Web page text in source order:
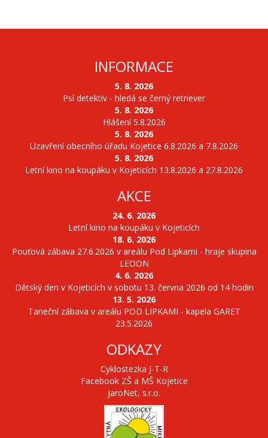
INFORMACE
5. 8. 2026
Psí detektiv - hledá se černý retriever
5. 8. 2026
Hlášení 5.8.2026
5. 8. 2026
Uzavření obecního úřadu Kojetice 6.8.2026 a 7.8.2026
5. 8. 2026
Letní kino na koupáku v Kojeticích 13.8.2026 a 27.8.2026
AKCE
24. 6. 2026
Letní kino na koupáku v Kojeticích
18. 6. 2026
Pouťová zábava 27.6.2026 v areálu Pod Lipkami - hraje skupina
LEOON
4. 6. 2026
Dětský den v Kojeticích v sobotu 13. června 2026 od 14 hodin
13. 5. 2026
Taneční zábava v areálu POD LIPKAMI - kapela GARET
23.5.2026
ODKAZY
Cyklostezka J-T-R
Facebook ZŠ a MŠ Kojetice
JaroNet, s.r.o.